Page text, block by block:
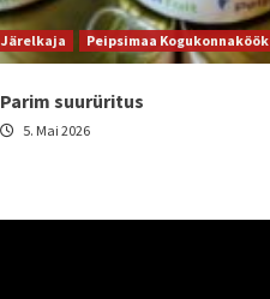
Järelkaja Peipsimaa Kogukonnaköök
Parim suurüritus
5. Mai 2026